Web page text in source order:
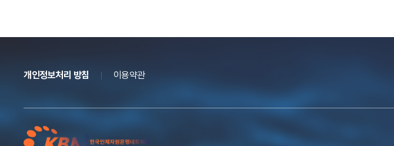
개인정보처리 방침 이용약관